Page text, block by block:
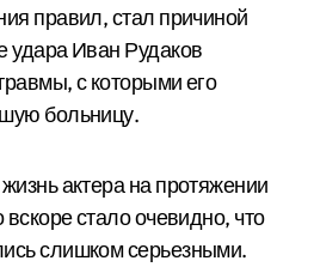
правил, стал причиной
удара Иван Рудаков
с которыми его
больницу.
актера на протяжении
вскоре стало очевидно, что
слишком серьезными.